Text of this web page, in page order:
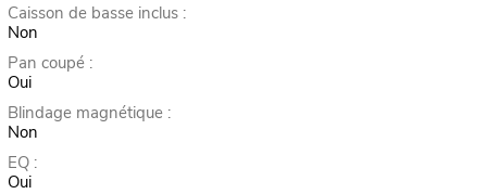
Caisson de basse inclus :
Non
Pan coupé :
Oui
Blindage magnétique :
Non
EQ :
Oui